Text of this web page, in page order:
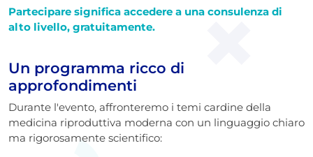
Partecipare significa accedere a una consulenza di
alto livello, gratuitamente.
Un programma ricco di
approfondimenti
Durante l'evento, affronteremo i temi cardine della
medicina riproduttiva moderna con un linguaggio chiaro
ma rigorosamente scientifico: